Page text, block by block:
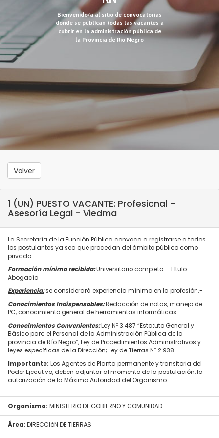
Bienvenido/a al sitio de convocatorias
donde se publican todas las vacantes a
cubrir en la administración pública de
la Provincia de Río Negro
Volver
1 (UN) PUESTO VACANTE: Profesional –
Asesoría Legal - Viedma
La Secretaría de la Función Pública convoca a registrarse a todos
los postulantes ya sea que procedan del ámbito público como
privado.
Formación mínima recibida:Universitario completo – Título:
Abogacía
Experiencia:se considerará experiencia mínima en la profesión.-
Conocimientos Indispensables:Redacción de notas, manejo de
PC, conocimiento general de herramientas informáticas.-
Conocimientos Convenientes:Ley Nº 3.487 “Estatuto General y
Básico para el Personal de la Administración Pública de la
provincia de Río Negro”, Ley de Procedimientos Administrativos y
leyes específicas de la Dirección; Ley de Tierras Nº 2.938.-
Importante: Los Agentes de Planta permanente y transitoria del
Poder Ejecutivo, deben adjuntar al momento de la postulación, la
autorización de la Máxima Autoridad del Organismo.
Organismo: MINISTERIO DE GOBIERNO Y COMUNIDAD
Área: DIRECCIóN DE TIERRAS